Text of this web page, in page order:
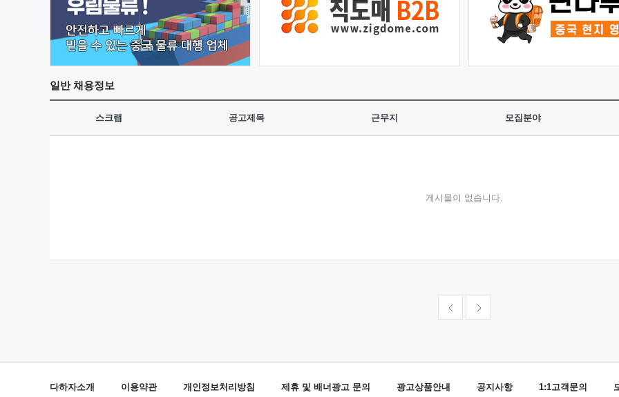
일반채용정보
스크랩 공고제목 근무지 모집분야
게시물이 없습니다.
다하자소개 이용약관 개인정보처리방침 제휴 및 배너광고 문의 광고상품안내 공지사항 1:1고객문의